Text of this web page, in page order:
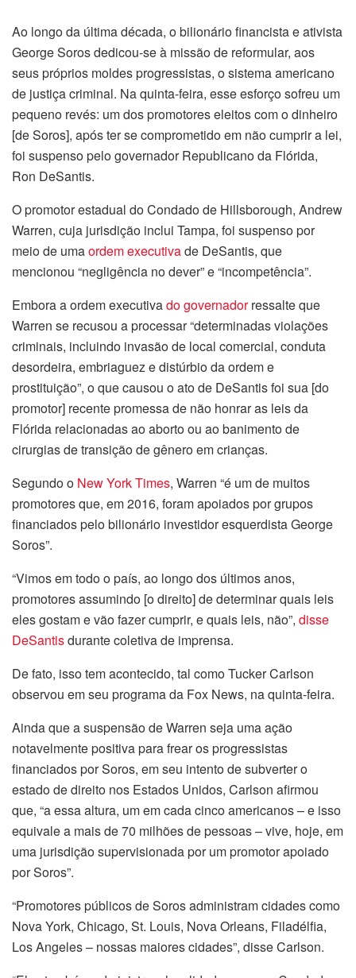
Ao longo da última década, o bilionário financista e ativista
George Soros dedicou-se à missão de reformular, aos
seus próprios moldes progressistas, o sistema americano
de justiça criminal. Na quinta-feira, esse esforço sofreu um
pequeno revés: um dos promotores eleitos com o dinheiro
[de Soros], após ter se comprometido em não cumprir a lei,
foi suspenso pelo governador Republicano da Flórida,
Ron DeSantis.
O promotor estadual do Condado de Hillsborough, Andrew
Warren, cuja jurisdição inclui Tampa, foi suspenso por
meio de umaordem executivade DeSantis, que
mencionou “negligência no dever” e “incompetência”.
Embora a ordem executivado governadorressalte que
Warren se recusou a processar “determinadas violações
criminais, incluindo invasão de local comercial, conduta
desordeira, embriaguez e distúrbio da ordem e
prostituição”, o que causou o ato de DeSantis foi sua [do
promotor] recente promessa de não honrar as leis da
Flórida relacionadas ao aborto ou ao banimento de
cirurgias de transição de gênero em crianças.
Segundo o New York Times, Warren “é um de muitos
promotores que, em 2016, foram apoiados por grupos
financiados pelo bilionário investidor esquerdista George
Soros”.
“Vimos em todo o país, ao longo dos últimos anos,
promotores assumindo [o direito] de determinar quais leis
eles gostam e vão fazer cumprir, e quais leis, não”, disse
DeSantisdurante coletiva de imprensa.
De fato, isso tem acontecido, tal como Tucker Carlson
observou em seu programa da Fox News, na quinta-feira.
Ainda que a suspensão de Warren seja uma ação
notavelmente positiva para frear os progressistas
financiados por Soros, em seu intento de subverter o
estado de direito nos Estados Unidos, Carlson afirmou
que, “a essa altura, um em cada cinco americanos – e isso
equivale a mais de 70 milhões de pessoas – vive, hoje, em
uma jurisdição supervisionada por um promotor apoiado
por Soros”.
“Promotores públicos de Soros administram cidades como
Nova York, Chicago, St. Louis, Nova Orleans, Filadélfia,
Los Angeles – nossas maiores cidades”, disse Carlson.